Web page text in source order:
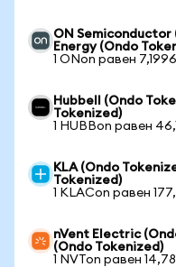
ON Semiconductor
Energy (Ondo
1 ONon равен
Hubbell (Ondo
Tokenized)
1 HUBBon равен
KLA (Ondo
Tokenized)
1 KLACon равен
nVent Electric
(Ondo Tokenized)
1 NVTon равен